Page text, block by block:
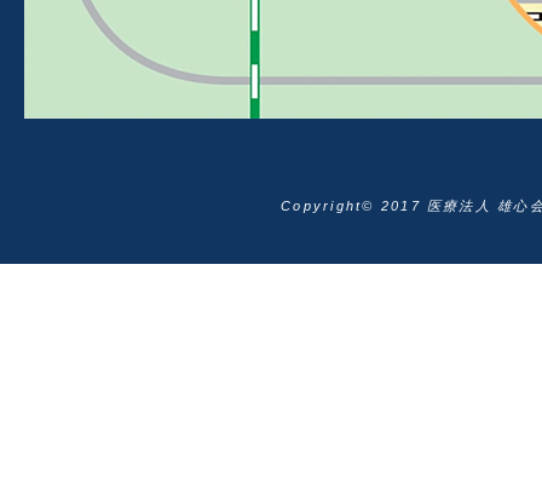
Copyright© 2017 医療法人 雄心